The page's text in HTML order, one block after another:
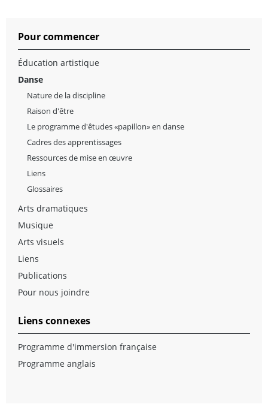
Pour commencer
Éducation artistique
Danse
Nature de la discipline
Raison d'être
Le programme d'êtudes «papillon» en danse
Cadres des apprentissages
Ressources de mise en œuvre
Liens
Glossaires
Arts dramatiques
Musique
Arts visuels
Liens
Publications
Pour nous joindre
Liens connexes
Programme d'immersion française
Programme anglais